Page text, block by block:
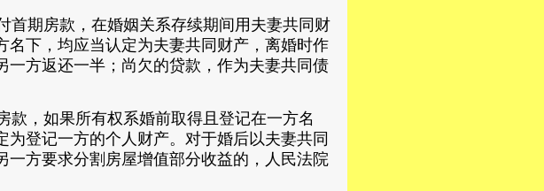
期房款，在婚姻关系存续期间用夫妻共同财
下，均应当认定为夫妻共同财产，离婚时作
方返还一半；尚欠的贷款，作为夫妻共同债
，如果所有权系婚前取得且登记在一方名
登记一方的个人财产。对于婚后以夫妻共同
方要求分割房屋增值部分收益的，人民法院